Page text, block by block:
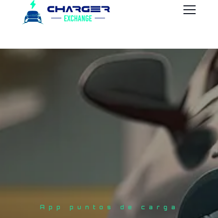
cargadores vehículos
Encuentra
App puntos de carga
Ayuda a otras personas
Alquila tu